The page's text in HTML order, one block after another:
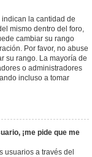
la cantidad de
mismo dentro del foro,
cambiar su rango
Por favor, no abuse
su rango. La mayoría de
o administradores
incluso a tomar
¡me pide que me
usuarios a través del